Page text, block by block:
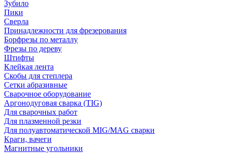
Зубило
Пики
Сверла
Принадлежности для фрезерования
Борфрезы по металлу
Фрезы по дереву
Штифты
Клейкая лента
Скобы для степлера
Сетки абразивные
Сварочное оборудование
Аргонодуговая сварка (TIG)
Для сварочных работ
Для плазменной резки
Для полуавтоматической MIG/MAG сварки
Краги, вачеги
Магнитные угольники